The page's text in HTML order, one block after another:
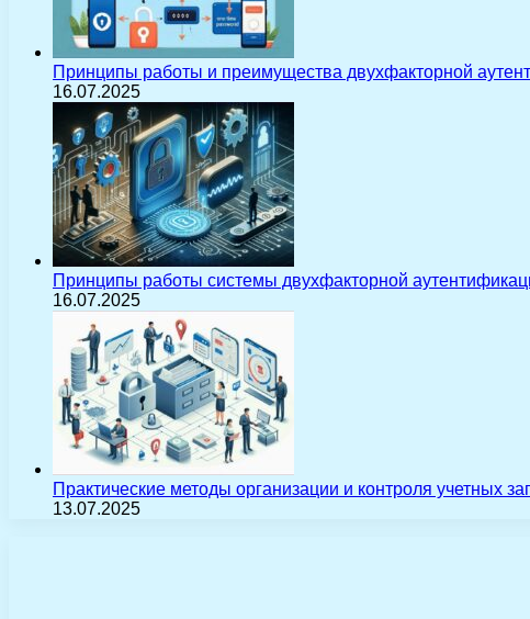
Принципы работы и преимущества двухфакторной
16.07.2025
Принципы работы системы двухфакторной
16.07.2025
Практические методы организации и контроля учетных
13.07.2025